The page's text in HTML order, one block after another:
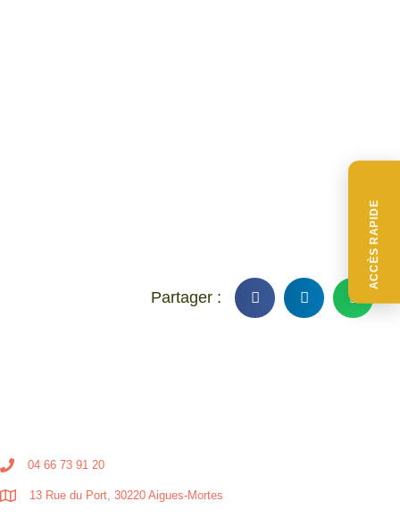
ACCÈS RAPIDE
04 66 73 91 20
13 Rue du Port, 30220 Aigues-Mortes